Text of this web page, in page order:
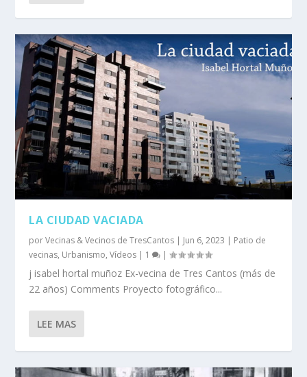
LA CIUDAD VACIADA
porVecinas & Vecinos de TresCantos | Jun 6, 2023 | Patio de
vecinas, Urbanismo,Vídeos | 1 |
j isabel hortal muñoz Ex-vecina de Tres Cantos (más de
22 años) Comments Proyecto fotográfico...
LEE MAS